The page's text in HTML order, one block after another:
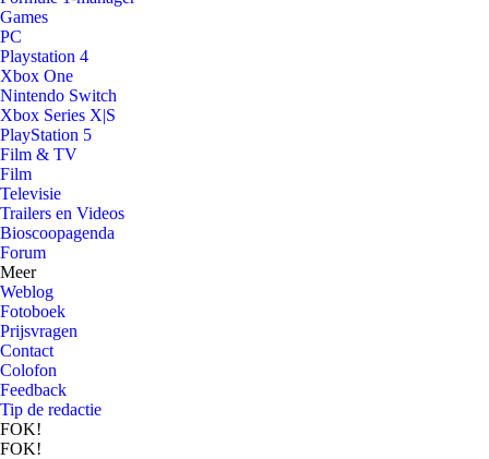
Games
PC
Playstation 4
Xbox One
Nintendo Switch
Xbox Series X|S
PlayStation 5
Film & TV
Film
Televisie
Trailers en Videos
Bioscoopagenda
Forum
Meer
Weblog
Fotoboek
Prijsvragen
Contact
Colofon
Feedback
Tip de redactie
FOK!
FOK!